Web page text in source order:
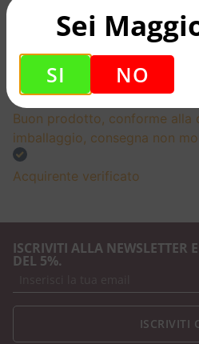
Acquirente verificato
18 Giugno 2026
Buon prodotto, conforme alla
imballaggio, consegna non
Acquirente verificato
ISCRIVITI ALLA NEWSLETTER
DEL 5%.
ISCRIVITI
Sei
SI NO